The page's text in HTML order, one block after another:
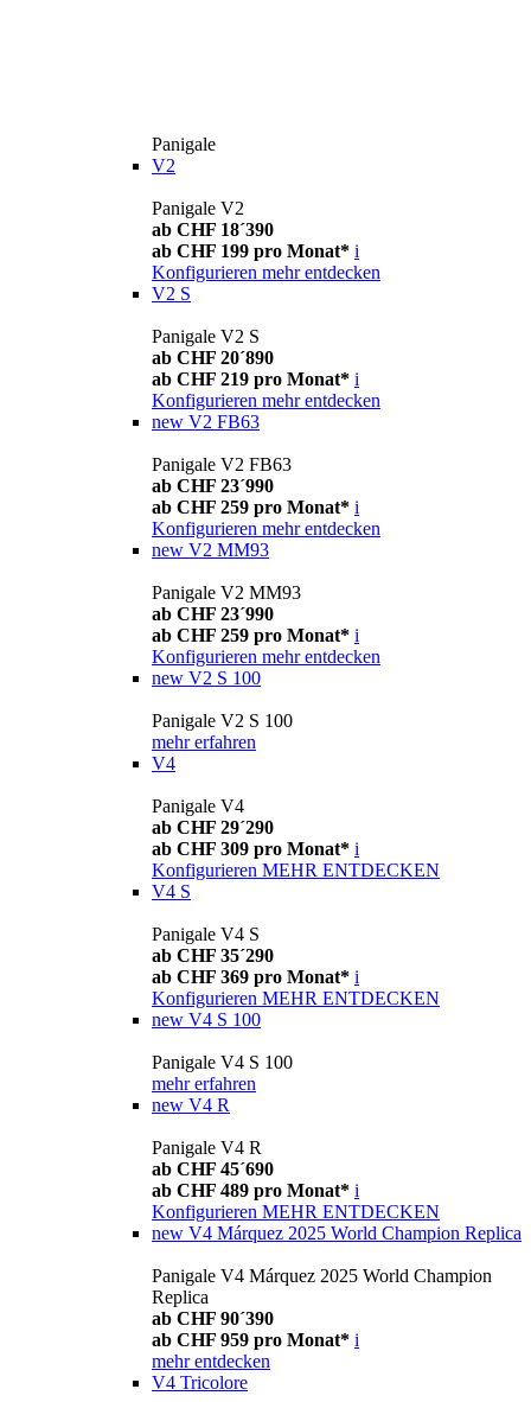
Panigale
V2
Panigale V2
ab CHF 18´390
ab CHF 199 pro Monat* i
Konfigurieren mehr entdecken
V2 S
Panigale V2 S
ab CHF 20´890
ab CHF 219 pro Monat* i
Konfigurieren mehr entdecken
new V2 FB63
Panigale V2 FB63
ab CHF 23´990
ab CHF 259 pro Monat* i
Konfigurieren mehr entdecken
new V2 MM93
Panigale V2 MM93
ab CHF 23´990
ab CHF 259 pro Monat* i
Konfigurieren mehr entdecken
new V2 S 100
Panigale V2 S 100
mehr erfahren
V4
Panigale V4
ab CHF 29´290
ab CHF 309 pro Monat* i
Konfigurieren MEHR ENTDECKEN
V4 S
Panigale V4 S
ab CHF 35´290
ab CHF 369 pro Monat* i
Konfigurieren MEHR ENTDECKEN
new V4 S 100
Panigale V4 S 100
mehr erfahren
new V4 R
Panigale V4 R
ab CHF 45´690
ab CHF 489 pro Monat* i
Konfigurieren MEHR ENTDECKEN
new V4 Márquez 2025 World Champion Replica
Panigale V4 Márquez 2025 World Champion
Replica
ab CHF 90´390
ab CHF 959 pro Monat* i
mehr entdecken
V4 Tricolore